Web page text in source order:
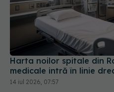
Harta noilor spitale din
medicale intră în linie
14 iul 2026, 07:57